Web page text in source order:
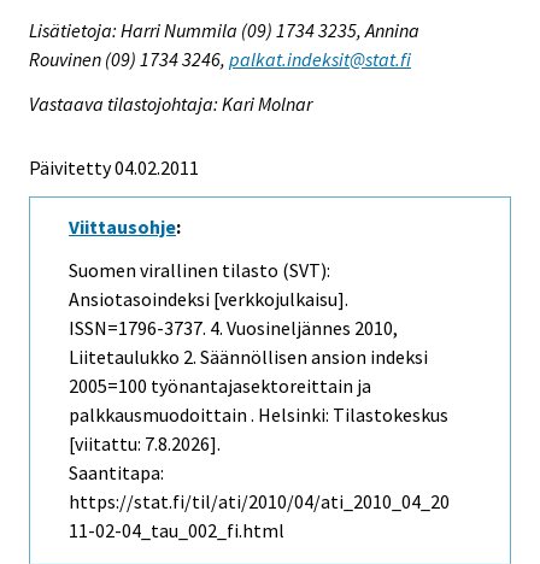
Lisätietoja: Harri Nummila (09) 1734 3235, Annina
Rouvinen (09) 1734 3246, palkat.indeksit@stat.fi
Vastaava tilastojohtaja: Kari Molnar
Päivitetty 04.02.2011
Viittausohje:
Suomen virallinen tilasto (SVT):
Ansiotasoindeksi [verkkojulkaisu].
ISSN=1796-3737. 4. Vuosineljännes 2010,
Liitetaulukko 2. Säännöllisen ansion indeksi
2005=100 työnantajasektoreittain ja
palkkausmuodoittain . Helsinki: Tilastokeskus
[viitattu: 7.8.2026].
Saantitapa:
https://stat.fi/til/ati/2010/04/ati_2010_04_20
11-02-04_tau_002_fi.html